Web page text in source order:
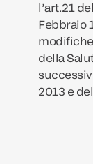
l’art.21
Febbraio
della
2013 e